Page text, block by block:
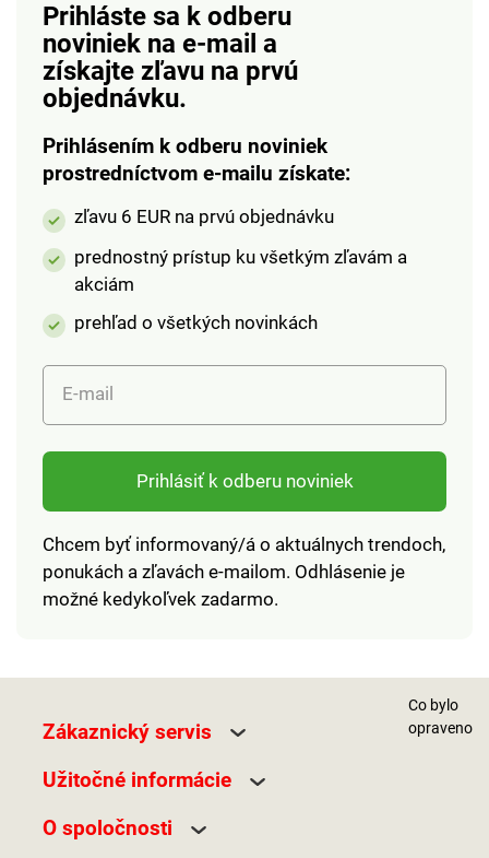
Prihláste sa k odberu
noviniek na e-mail a
získajte zľavu na prvú
objednávku.
Prihlásením k odberu noviniek
prostredníctvom e-mailu získate:
zľavu 6 EUR na prvú objednávku
prednostný prístup ku všetkým zľavám a
akciám
prehľad o všetkých novinkách
E-mail
Prihlásiť k odberu noviniek
Chcem byť informovaný/á o aktuálnych trendoch,
ponukách a zľavách e-mailom. Odhlásenie je
možné kedykoľvek zadarmo.
Zákaznický servis
Užitočné informácie
O spoločnosti
Co bylo
opraveno